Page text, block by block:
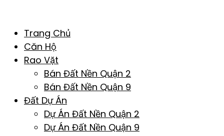
Trang Chủ
Căn Hộ
Rao Vặt
Bán Đất Nền Quận 2
Bán Đất Nền Quận 9
Đất Dự Án
Dự Án Đất Nền Quận 2
Dự Án Đất Nền Quận 9